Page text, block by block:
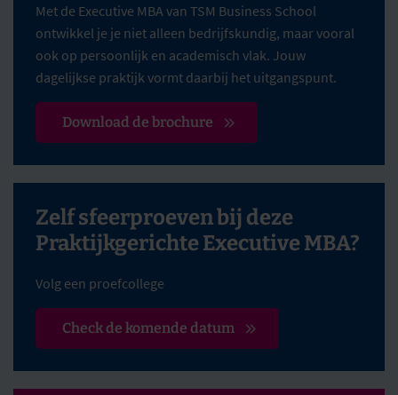
Met de Executive MBA van TSM Business School
ontwikkel je je niet alleen bedrijfskundig, maar vooral
ook op persoonlijk en academisch vlak. Jouw
dagelijkse praktijk vormt daarbij het uitgangspunt.
Download de brochure
Zelf sfeerproeven bij deze
Praktijkgerichte Executive MBA?
Volg een proefcollege
Check de komende datum